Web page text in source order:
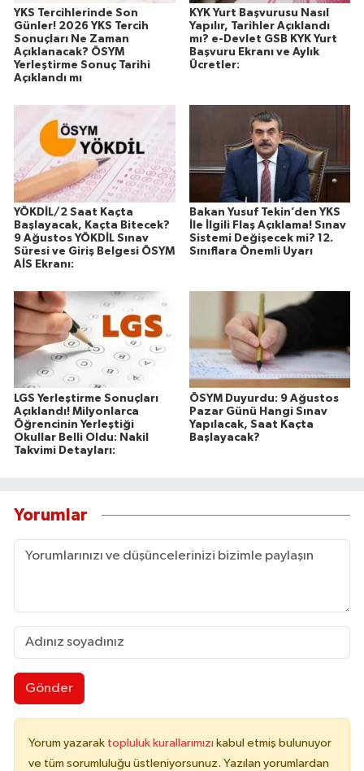
YKS Tercihlerinde Son
Günler! 2026 YKS Tercih
Sonuçları Ne Zaman
Açıklanacak? ÖSYM
Yerleştirme Sonuç Tarihi
Açıklandı mı
KYK Yurt Başvurusu Nasıl
Yapılır, Tarihler Açıklandı
mı? e-Devlet GSB KYK Yurt
Başvuru Ekranı ve Aylık
Ücretler:
YÖKDİL/2 Saat Kaçta
Başlayacak, Kaçta Bitecek?
9 Ağustos YÖKDİL Sınav
Süresi ve Giriş Belgesi ÖSYM
AİS Ekranı:
Bakan Yusuf Tekin’den YKS
İle İlgili Flaş Açıklama! Sınav
Sistemi Değişecek mi? 12.
Sınıflara Önemli Uyarı
LGS Yerleştirme Sonuçları
Açıklandı! Milyonlarca
Öğrencinin Yerleştiği
Okullar Belli Oldu: Nakil
Takvimi Detayları:
ÖSYM Duyurdu: 9 Ağustos
Pazar Günü Hangi Sınav
Yapılacak, Saat Kaçta
Başlayacak?
Yorumlar
Gönder
Yorum yazarak topluluk kurallarımızı kabul etmiş bulunuyor
ve tüm sorumluluğu üstleniyorsunuz. Yazılan yorumlardan